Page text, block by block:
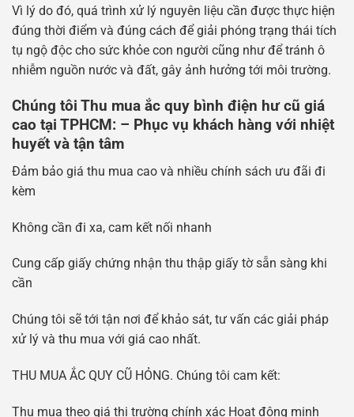
Vì lý do đó, quá trình xử lý nguyên liệu cần được thực hiện
đúng thời điểm và đúng cách để giải phóng trạng thái tích
tụ ngộ độc cho sức khỏe con người cũng như để tránh ô
nhiễm nguồn nước và đất, gây ảnh hưởng tới môi trường.
Chúng tôi Thu mua ắc quy bình điện hư cũ giá
cao tại TPHCM: – Phục vụ khách hàng với nhiệt
huyết và tận tâm
Đảm bảo giá thu mua cao và nhiều chính sách ưu đãi đi
kèm
Không cần đi xa, cam kết nối nhanh
Cung cấp giấy chứng nhận thu thập giấy tờ sẵn sàng khi
cần
Chúng tôi sẽ tới tận nơi để khảo sát, tư vấn các giải pháp
xử lý và thu mua với giá cao nhất.
THU MUA ẮC QUY CŨ HỎNG. Chúng tôi cam kết:
Thu mua theo giá thị trường chính xác Hoạt động minh